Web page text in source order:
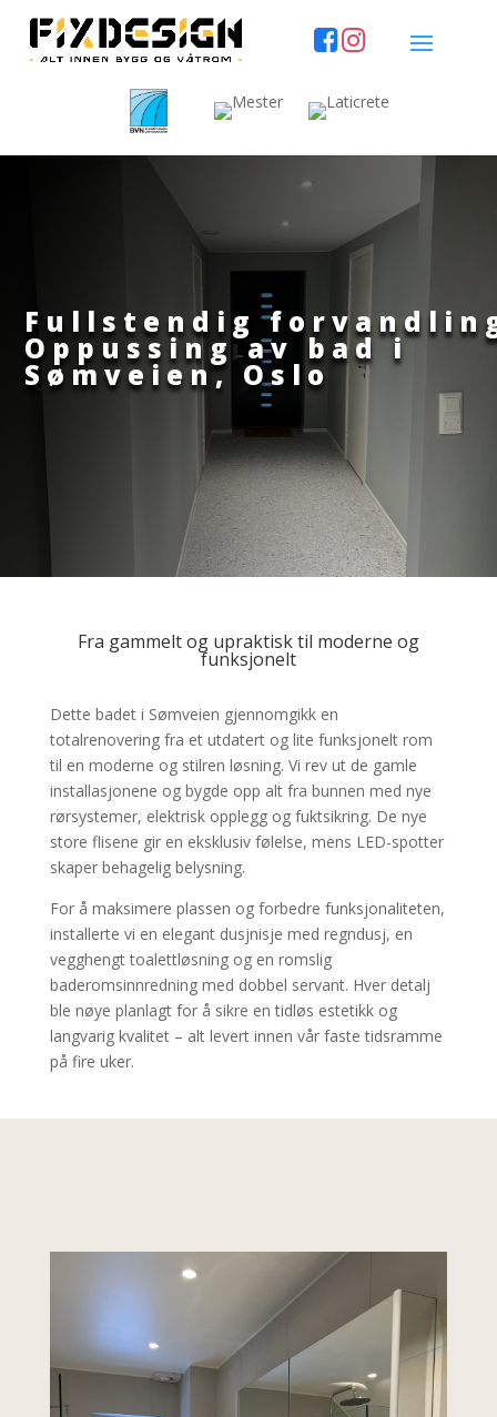
Fullstendig
Oppussing av bad i
Sømveien, Oslo
Fra gammelt og upraktisk til moderne og
funksjonelt
Dette badet i Sømveien gjennomgikk en
totalrenovering fra et utdatert og lite funksjonelt rom
til en moderne og stilren løsning. Vi rev ut de gamle
installasjonene og bygde opp alt fra bunnen med nye
rørsystemer, elektrisk opplegg og fuktsikring. De nye
store flisene gir en eksklusiv følelse, mens LED-spotter
skaper behagelig belysning.
For å maksimere plassen og forbedre funksjonaliteten,
installerte vi en elegant dusjnisje med regndusj, en
vegghengt toalettløsning og en romslig
baderomsinnredning med dobbel servant. Hver detalj
ble nøye planlagt for å sikre en tidløs estetikk og
langvarig kvalitet – alt levert innen vår faste tidsramme
på fire uker.